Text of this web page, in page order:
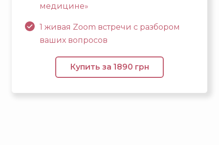
медицине»
1 живая Zoom встречи с разбором
ваших вопросов
Купить за 1890 грн